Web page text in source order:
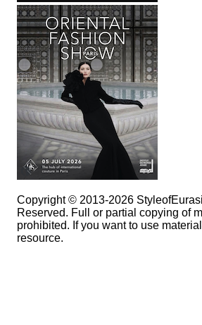
Copyright © 2013-2026
Reserved. Full or partial copying of
prohibited. If you want to use
resource.